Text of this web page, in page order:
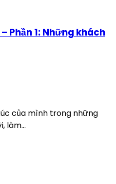
Phần 1: Những khách
của mình trong những
làm...